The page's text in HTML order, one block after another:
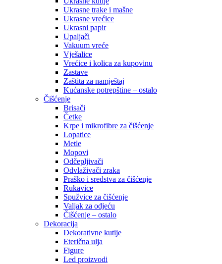
Ukrasne trake i mašne
Ukrasne vrećice
Ukrasni papir
Upaljači
Vakuum vreće
Vješalice
Vrećice i kolica za kupovinu
Zastave
Zaštita za namještaj
Kućanske potrepštine – ostalo
Čišćenje
Brisači
Četke
Krpe i mikrofibre za čišćenje
Lopatice
Metle
Mopovi
Odčepljivači
Odvlaživači zraka
Praško i sredstva za čišćenje
Rukavice
Spužvice za čišćenje
Valjak za odjeću
Čišćenje – ostalo
Dekoracija
Dekorativne kutije
Eterična ulja
Figure
Led proizvodi